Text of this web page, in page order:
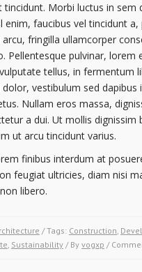
tincidunt. Morbi luctus in sem
enim, faucibus vel tincidunt
fringilla ullamcorper
Pellentesque pulvinar, lorem
tellus, in fermentum
vestibulum sed dapibus
Nullam eros massa,
a dui. Ut mollis dignissim
ut arcu tincidunt varius.
finibus interdum at
feugiat ultricies, diam nisi
libero.
/ Tags: Construction,
, Sustainability / By vogxp /